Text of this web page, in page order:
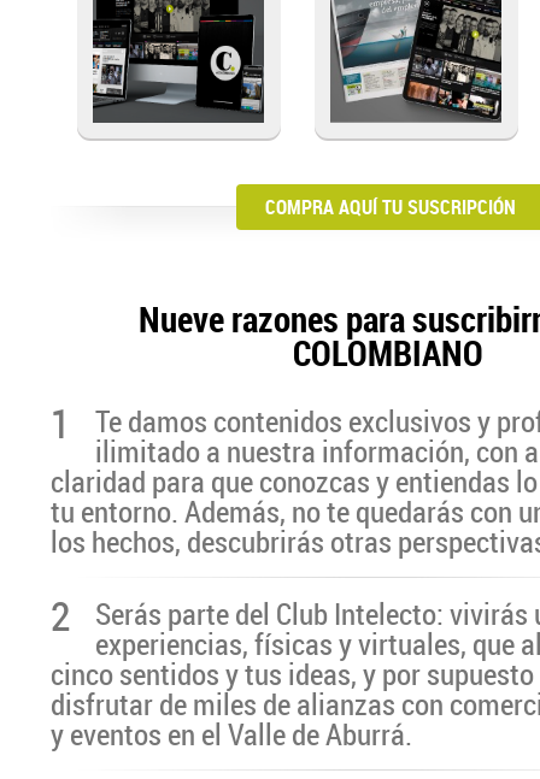
COMPRA AQUÍ TU SUSCRIPCIÓN
Nueve razones para
COLOMBIANO
1 Te damos contenidos exclusivos y
ilimitado a nuestra información, con
claridad para que conozcas y entiendas
tu entorno. Además, no te quedarás con
los hechos, descubrirás otras
2 Serás parte del Club Intelecto: vivirás
experiencias, físicas y virtuales, que
cinco sentidos y tus ideas, y por
disfrutar de miles de alianzas con
y eventos en el Valle de Aburrá.